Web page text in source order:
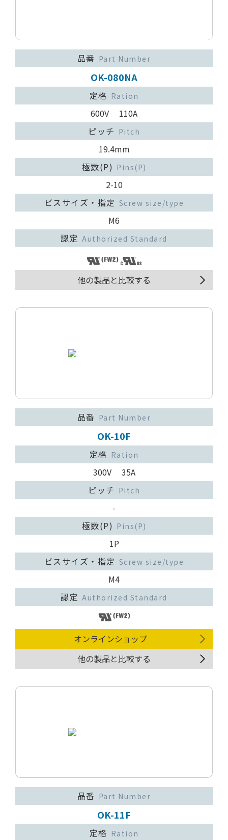
品番 Part Number
OK-080NA
定格 Ration
600V 110A
ピッチ Pitch
19.4mm
極数(P) Pins(P)
2-10
ビスサイズ・指定 Screw size/type
M6
認定 Authorized Standard
他の製品と比較する
品番 Part Number
OK-10F
定格 Ration
300V 35A
ピッチ Pitch
-
極数(P) Pins(P)
1P
ビスサイズ・指定 Screw size/type
M4
認定 Authorized Standard
オンラインショップ
他の製品と比較する
品番 Part Number
OK-11F
定格 Ration